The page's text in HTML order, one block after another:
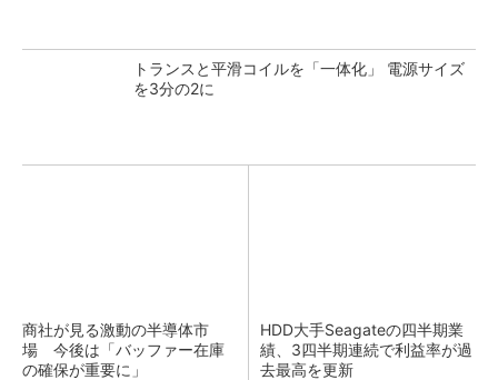
トランスと平滑コイルを「一体化」 電源サイズ
を3分の2に
商社が見る激動の半導体市
場 今後は「バッファー在庫
の確保が重要に」
HDD大手Seagateの四半期業
績、3四半期連続で利益率が過
去最高を更新